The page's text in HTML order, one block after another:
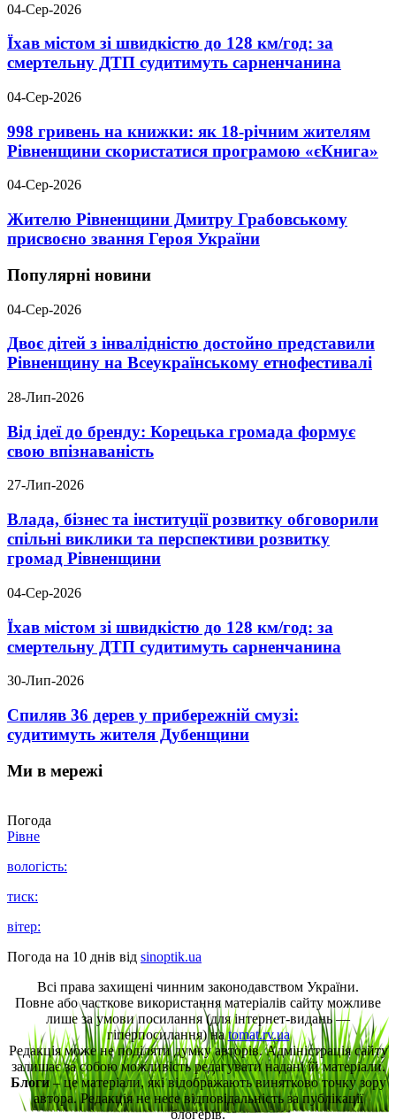
04-Сер-2026
Їхав містом зі швидкістю до 128 км/год: за
смертельну ДТП судитимуть сарненчанина
04-Сер-2026
998 гривень на книжки: як 18-річним жителям
Рівненщини скористатися програмою «єКнига»
04-Сер-2026
Жителю Рівненщини Дмитру Грабовському
присвоєно звання Героя України
Популярні новини
04-Сер-2026
Двоє дітей з інвалідністю достойно представили
Рівненщину на Всеукраїнському етнофестивалі
28-Лип-2026
Від ідеї до бренду: Корецька громада формує
свою впізнаваність
27-Лип-2026
Влада, бізнес та інституції розвитку обговорили
спільні виклики та перспективи розвитку
громад Рівненщини
04-Сер-2026
Їхав містом зі швидкістю до 128 км/год: за
смертельну ДТП судитимуть сарненчанина
30-Лип-2026
Спиляв 36 дерев у прибережній смузі:
судитимуть жителя Дубенщини
Ми в мережі
Погода
Рівне
вологість:
тиск:
вітер:
Погода на 10 днів від sinoptik.ua
Всі права захищені чинним законодавством України.
Повне або часткове використання матеріалів сайту можливе
лише за умови посилання (для інтернет-видань —
гіперпосилання) наtomat.rv.ua
Редакція може не поділяти думку авторів. Адміністрація сайту
залишає за собою можливість редагувати надані їй матеріали.
Блоги– це матеріали, які відображають винятково точку зору
автора. Редакція не несе відповідальність за публікації
блогерів.